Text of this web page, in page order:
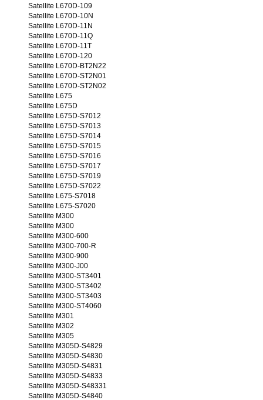
Satellite L670D-109
Satellite L670D-10N
Satellite L670D-11N
Satellite L670D-11Q
Satellite L670D-11T
Satellite L670D-120
Satellite L670D-BT2N22
Satellite L670D-ST2N01
Satellite L670D-ST2N02
Satellite L675
Satellite L675D
Satellite L675D-S7012
Satellite L675D-S7013
Satellite L675D-S7014
Satellite L675D-S7015
Satellite L675D-S7016
Satellite L675D-S7017
Satellite L675D-S7019
Satellite L675D-S7022
Satellite L675-S7018
Satellite L675-S7020
Satellite M300
Satellite M300
Satellite M300-600
Satellite M300-700-R
Satellite M300-900
Satellite M300-J00
Satellite M300-ST3401
Satellite M300-ST3402
Satellite M300-ST3403
Satellite M300-ST4060
Satellite M301
Satellite M302
Satellite M305
Satellite M305D-S4829
Satellite M305D-S4830
Satellite M305D-S4831
Satellite M305D-S4833
Satellite M305D-S48331
Satellite M305D-S4840